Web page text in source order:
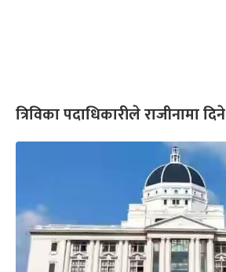
त्रिविका पदाधिकारीले राजीनामा दिने